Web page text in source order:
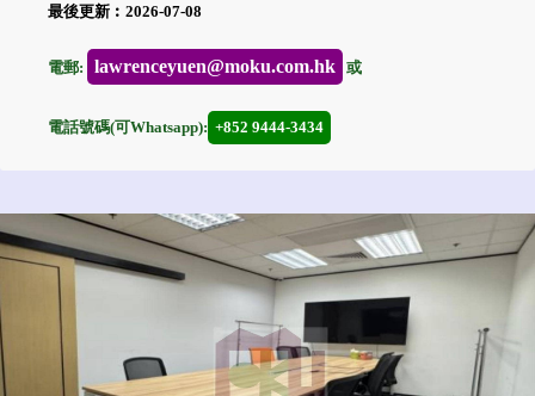
最後更新︰2026-07-08
電郵: lawrenceyuen@moku.com.hk 或
電話號碼(可Whatsapp): +852 9444-3434